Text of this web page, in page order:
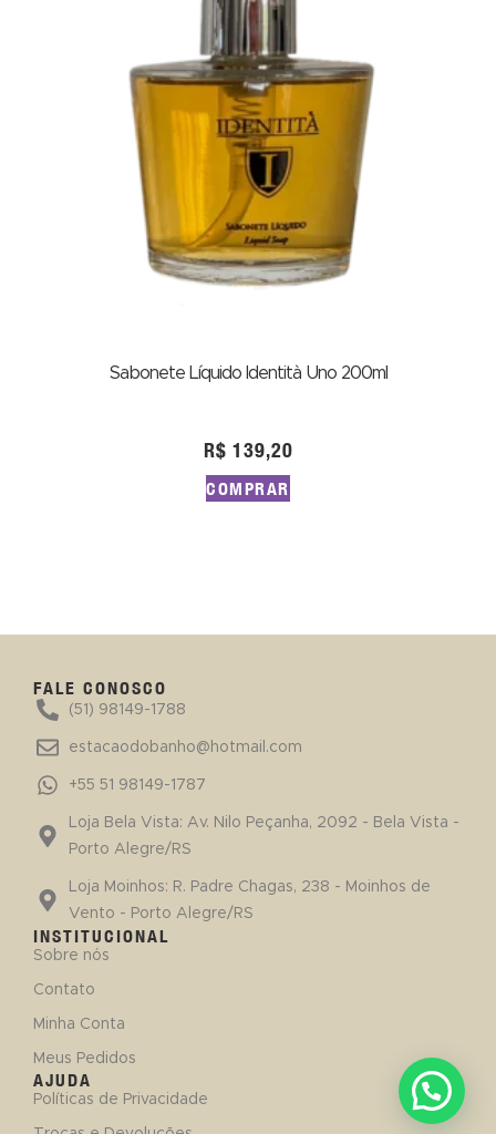
Sabonete Líquido Identità Uno 200ml
R$ 139,20
COMPRAR
FALE CONOSCO
(51) 98149-1788
estacaodobanho@hotmail.com
+55 51 98149-1787
Loja Bela Vista: Av. Nilo Peçanha, 2092 - Bela Vista -
Porto Alegre/RS
Loja Moinhos: R. Padre Chagas, 238 - Moinhos de
Vento - Porto Alegre/RS
INSTITUCIONAL
Sobre nós
Contato
Minha Conta
Meus Pedidos
AJUDA
Políticas de Privacidade